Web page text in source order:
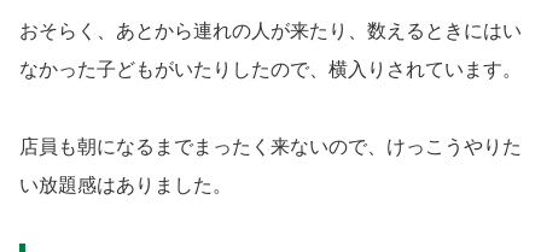
おそらく、あとから連れの人が来たり、数えるときにはい
なかった子どもがいたりしたので、横入りされています。
店員も朝になるまでまったく来ないので、けっこうやりた
い放題感はありました。